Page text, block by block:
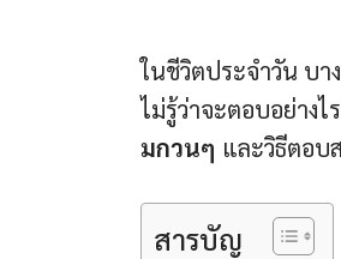
ในชีวิตประจำวัน บา
ไม่รู้ว่าจะตอบอย่างไ
มกวนๆ และวิธีตอบ
สารบัญ